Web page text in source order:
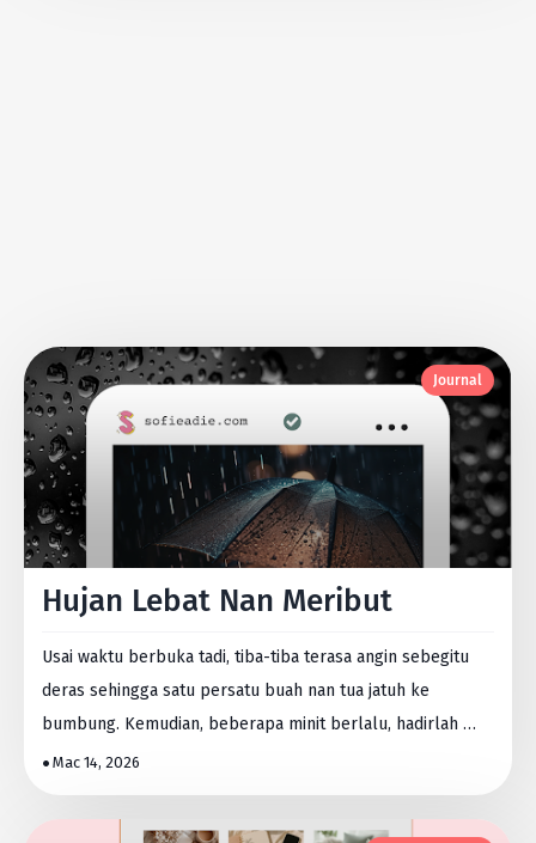
Journal
Hujan Lebat Nan Meribut
Usai waktu berbuka tadi, tiba-tiba terasa angin sebegitu
deras sehingga satu persatu buah nan tua jatuh ke
bumbung. Kemudian, beberapa minit berlalu, hadirlah …
Mac 14, 2026